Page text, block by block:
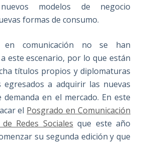
modelos de negocio
formas de consumo.
en comunicación no se han
este escenario, por lo que están
títulos propios y diplomaturas
a adquirir las nuevas
demanda en el mercado. En este
el Posgrado en Comunicación
Redes Sociales que este año
su segunda edición y que